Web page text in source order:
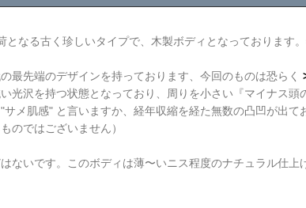
となる古く珍しいタイプで、木製ボディとなっております
最先端のデザインを持っております、今回のものは恐らく
沢を持つ状態となっており、周りを小さい『マイナス頭
メ肌感" と言いますか、経年収縮を経た無数の凸凹が出
のではございません）
いです。このボディは薄〜いニス程度のナチュラル仕